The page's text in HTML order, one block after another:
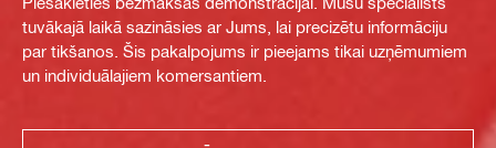
tuvākajā laikā sazināsies ar Jums, lai precizētu informāciju
par tikšanos. Šis pakalpojums ir pieejams tikai uzņēmumiem
un individuālajiem komersantiem.